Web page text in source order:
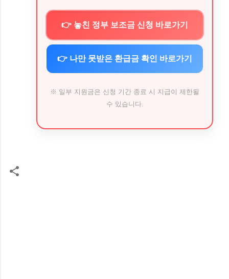
👉 놓친 정부 보조금 신청 바로가기
👉 나만 못받은 환급금 확인 바로가기
※ 일부 지원금은 신청 기간 종료 시 지급이 제한될
수 있습니다.